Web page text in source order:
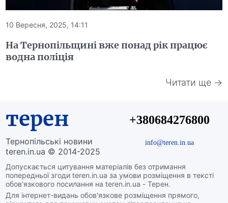
10 Вересня, 2025, 14:11
На Тернопільщині вже понад рік працює
водна поліція
Читати ще →
терен
Тернопільські новини
teren.in.ua © 2014-2025
Допускається цитування матеріалів без отримання
попередньої згоди teren.in.ua за умови розміщення в тексті
обов'язкового посилання на teren.in.ua - Терен.
Для інтернет-видань обов'язкове розміщення прямого,
+380684276800
info@teren.in.ua